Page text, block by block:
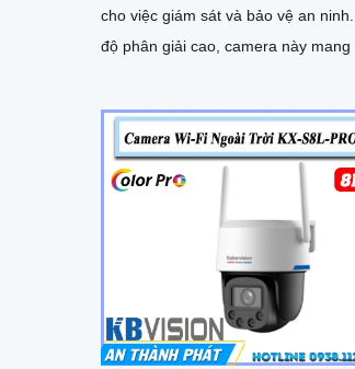
cho việc giám sát và bảo vệ an ninh. Với
độ phân giải cao, camera này mang
người dùng theo dõi và ghi lại mọi
kiện diễn ra